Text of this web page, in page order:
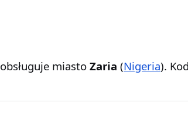
obsługuje miasto Zaria (Nigeria).